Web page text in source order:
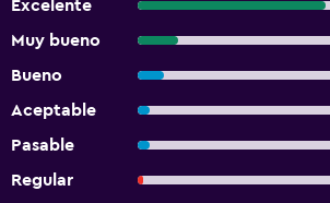
Excelente
Muy bueno
Bueno
Aceptable
Pasable
Regular